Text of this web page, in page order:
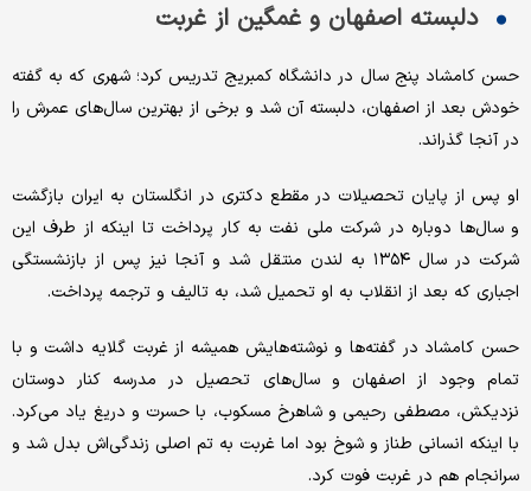
دلبسته اصفهان و غمگین از غربت
حسن کامشاد پنج سال در دانشگاه کمبریج تدریس کرد؛ شهری که به گفته
خودش بعد از اصفهان، دلبسته آن شد و برخی از بهترین سال‌های عمرش را
در آنجا گذراند.
او پس از پایان تحصیلات در مقطع دکتری در انگلستان به ایران بازگشت
و سال‌ها دوباره در شرکت ملی نفت به کار پرداخت تا اینکه از طرف این
شرکت در سال ۱۳۵۴ به لندن منتقل شد و آنجا نیز پس از بازنشستگی
اجباری که بعد از انقلاب به او تحمیل شد، به تالیف و ترجمه پرداخت.
حسن کامشاد در گفته‌ها و نوشته‌هایش همیشه از غربت گلایه داشت و با
تمام وجود از اصفهان و سال‌های تحصیل در مدرسه کنار دوستان
نزدیکش، مصطفی رحیمی و شاهرخ مسکوب، با حسرت و دریغ یاد می‌کرد.
با اینکه انسانی طناز و شوخ بود اما غربت به تم اصلی زندگی‌اش بدل شد و
سرانجام هم در غربت فوت کرد.